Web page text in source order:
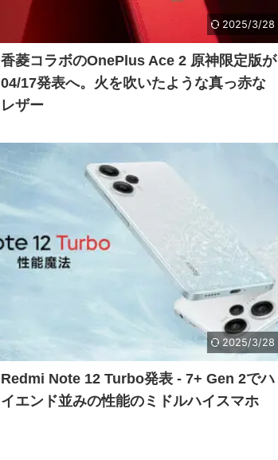
2025/3/28
香菱コラボのOnePlus Ace 2 原神限定版が
04/17発表へ。火を吹いたような真っ赤な
レザー
2025/3/28
Redmi Note 12 Turbo発表 - 7+ Gen 2でハ
イエンド並みの性能のミドルハイスマホ